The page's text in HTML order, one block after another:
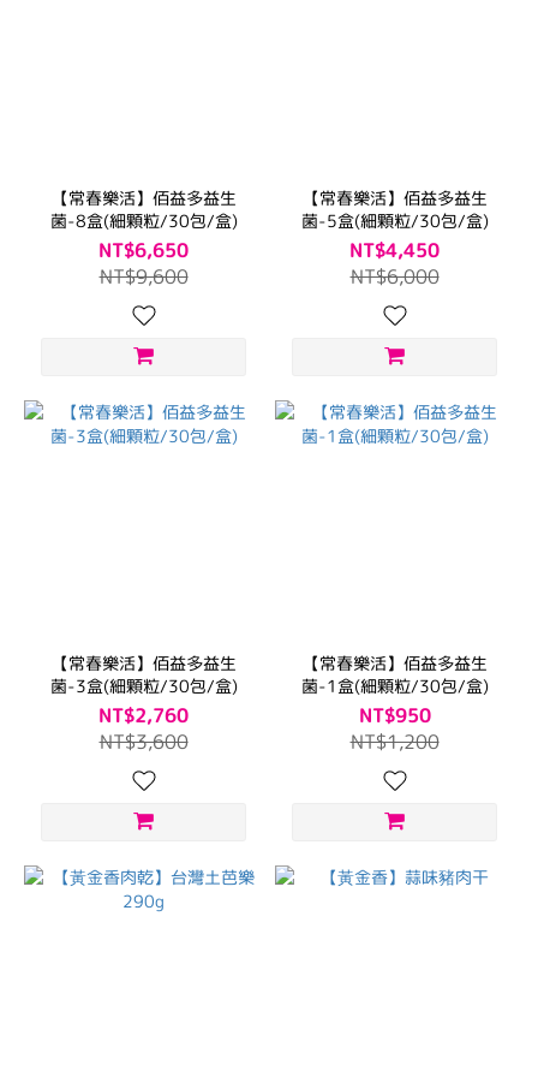
【常春樂活】佰益多益生
菌-8盒(細顆粒/30包/盒)
NT$6,650
NT$9,600
【常春樂活】佰益多益生
菌-5盒(細顆粒/30包/盒)
NT$4,450
NT$6,000
【常春樂活】佰益多益生
菌-3盒(細顆粒/30包/盒)
NT$2,760
NT$3,600
【常春樂活】佰益多益生
菌-1盒(細顆粒/30包/盒)
NT$950
NT$1,200